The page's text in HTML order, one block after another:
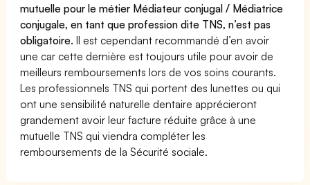
mutuelle pour le métier Médiateur conjugal / Médiatrice
conjugale, en tant que profession dite TNS, n’est pas
obligatoire.Il est cependant recommandé d’en avoir
une car cette dernière est toujours utile pour avoir de
meilleurs remboursements lors de vos soins courants.
Les professionnels TNS qui portent des lunettes ou qui
ont une sensibilité naturelle dentaire apprécieront
grandement avoir leur facture réduite grâce à une
mutuelle TNS qui viendra compléter les
remboursements de la Sécurité sociale.